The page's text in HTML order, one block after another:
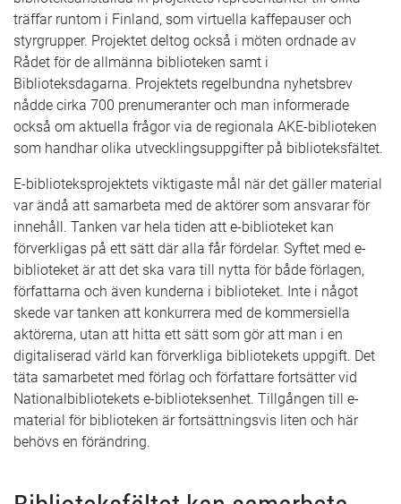
träffar runtom i Finland, som virtuella kaffepauser och
styrgrupper. Projektet deltog också i möten ordnade av
Rådet för de allmänna biblioteken samt i
Biblioteksdagarna. Projektets regelbundna nyhetsbrev
nådde cirka 700 prenumeranter och man informerade
också om aktuella frågor via de regionala AKE-biblioteken
som handhar olika utvecklingsuppgifter på biblioteksfältet.
E-biblioteksprojektets viktigaste mål när det gäller material
var ändå att samarbeta med de aktörer som ansvarar för
innehåll. Tanken var hela tiden att e-biblioteket kan
förverkligas på ett sätt där alla får fördelar. Syftet med e-
biblioteket är att det ska vara till nytta för både förlagen,
författarna och även kunderna i biblioteket. Inte i något
skede var tanken att konkurrera med de kommersiella
aktörerna, utan att hitta ett sätt som gör att man i en
digitaliserad värld kan förverkliga bibliotekets uppgift. Det
täta samarbetet med förlag och författare fortsätter vid
Nationalbibliotekets e-biblioteksenhet. Tillgången till e-
material för biblioteken är fortsättningsvis liten och här
behövs en förändring.